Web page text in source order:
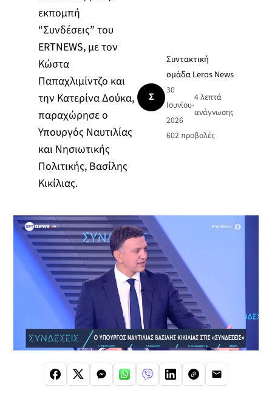
εκπομπή
“Συνδέσεις” του
ERTNEWS, με τον
Κώστα
Παπαχλιμίντζο και
την Κατερίνα Δούκα,
παραχώρησε ο
Υπουργός Ναυτιλίας
και Νησιωτικής
Πολιτικής, Βασίλης
Κικίλιας.
Σ
Συντακτική
ομάδα Leros News
30
Ιουνίου
2026
•
4 λεπτά
ανάγνωσης
602 προβολές